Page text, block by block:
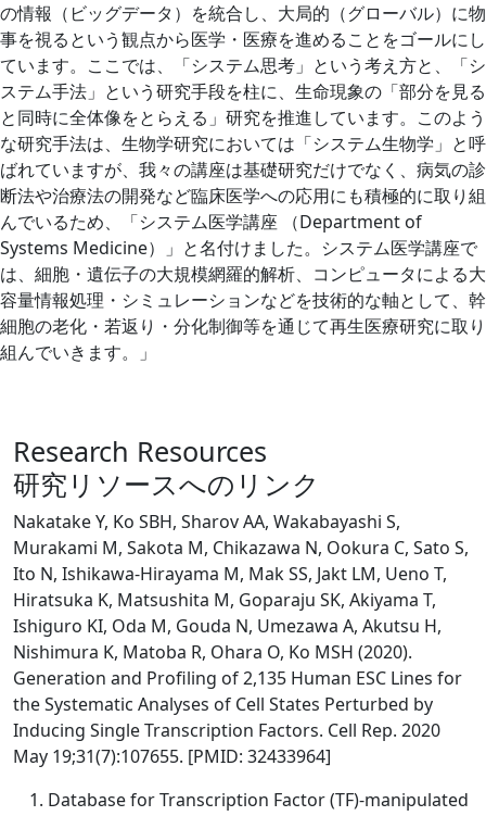
の情報（ビッグデータ）を統合し、大局的（グローバル）に物
事を視るという観点から医学・医療を進めることをゴールにし
ています。ここでは、「システム思考」という考え方と、「シ
ステム手法」という研究手段を柱に、生命現象の「部分を見る
と同時に全体像をとらえる」研究を推進しています。このよう
な研究手法は、生物学研究においては「システム生物学」と呼
ばれていますが、我々の講座は基礎研究だけでなく、病気の診
断法や治療法の開発など臨床医学への応用にも積極的に取り組
んでいるため、「システム医学講座 （Department of
Systems Medicine）」と名付けました。システム医学講座で
は、細胞・遺伝子の大規模網羅的解析、コンピュータによる大
容量情報処理・シミュレーションなどを技術的な軸として、幹
細胞の老化・若返り・分化制御等を通じて再生医療研究に取り
組んでいきます。」
Research Resources
研究リソースへのリンク
Nakatake Y, Ko SBH, Sharov AA, Wakabayashi S,
Murakami M, Sakota M, Chikazawa N, Ookura C, Sato S,
Ito N, Ishikawa-Hirayama M, Mak SS, Jakt LM, Ueno T,
Hiratsuka K, Matsushita M, Goparaju SK, Akiyama T,
Ishiguro KI, Oda M, Gouda N, Umezawa A, Akutsu H,
Nishimura K, Matoba R, Ohara O, Ko MSH (2020).
Generation and Profiling of 2,135 Human ESC Lines for
the Systematic Analyses of Cell States Perturbed by
Inducing Single Transcription Factors. Cell Rep. 2020
May 19;31(7):107655. [PMID: 32433964]
Database for Transcription Factor (TF)-manipulated